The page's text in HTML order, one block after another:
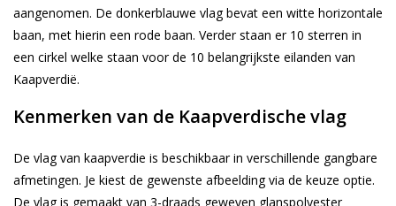
aangenomen. De donkerblauwe vlag bevat een witte horizontale
baan, met hierin een rode baan. Verder staan er 10 sterren in
een cirkel welke staan voor de 10 belangrijkste eilanden van
Kaapverdië.
Kenmerken van de Kaapverdische vlag
De vlag van kaapverdie is beschikbaar in verschillende gangbare
afmetingen. Je kiest de gewenste afbeelding via de keuze optie.
De vlag is gemaakt van 3-draads geweven glanspolyester